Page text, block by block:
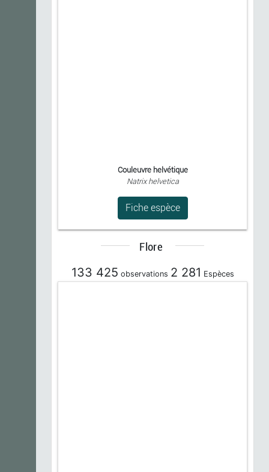
Couleuvre helvétique
Natrix helvetica
Fiche espèce
Flore
133 425 observations 2 281 Espèces